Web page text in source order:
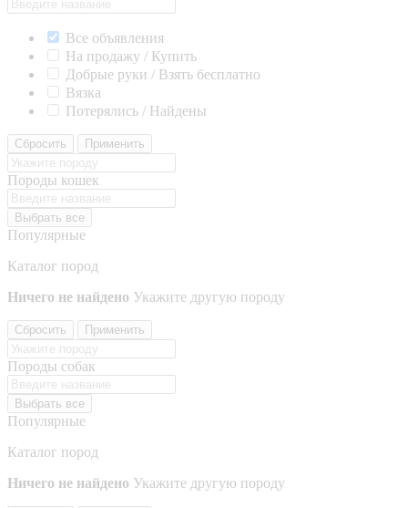
Все объявления
На продажу / Купить
Добрые руки / Взять бесплатно
Вязка
Потерялись / Найдены
Сбросить Применить
Породы кошек
Выбрать все
Популярные
Каталог пород
Ничего не найдено Укажите другую породу
Сбросить Применить
Породы собак
Выбрать все
Популярные
Каталог пород
Ничего не найдено Укажите другую породу